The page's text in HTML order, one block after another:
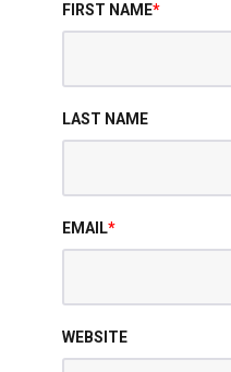
FIRST NAME*
LAST NAME
EMAIL*
WEBSITE